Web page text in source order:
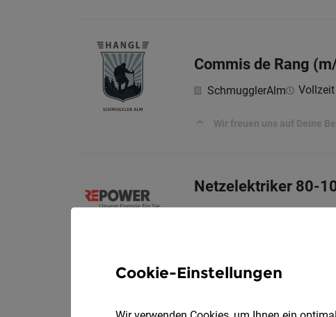
Commis de Rang
SchmugglerAlm
Wir freuen uns auf Deine
Netzelektriker 80-
Vollzeit
Cookie-Einstellungen